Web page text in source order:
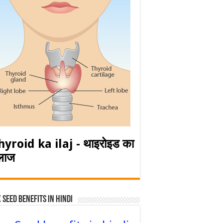
ka ilaj - थाइरोइड का
Seed Benefits in hindi